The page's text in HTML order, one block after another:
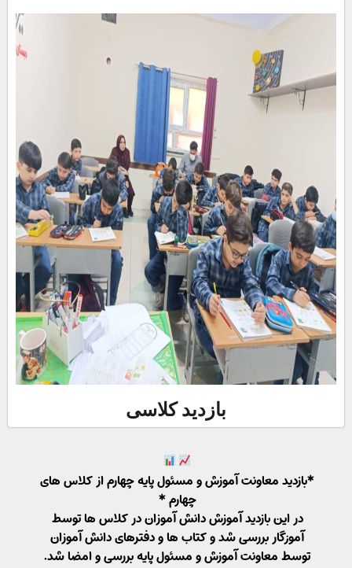
بازدید کلاسی
*بازدید معاونت آموزش و مسئول پایه چهارم از کلاس های
چهارم *
در این بازدید آموزش دانش آموزان در کلاس ها توسط
آموزگار بررسی شد و کتاب ها و دفترهای دانش آموزان
توسط معاونت آموزش و مسئول پایه بررسی و امضا شد.